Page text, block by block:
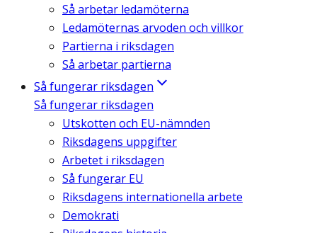
Så arbetar ledamöterna
Ledamöternas arvoden och villkor
Partierna i riksdagen
Så arbetar partierna
Så fungerar riksdagen
Så fungerar riksdagen
Utskotten och EU-nämnden
Riksdagens uppgifter
Arbetet i riksdagen
Så fungerar EU
Riksdagens internationella arbete
Demokrati